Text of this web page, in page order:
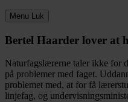
Menu Luk
Bertel Haarder lover at
Naturfagslærerne taler ikke for
på problemer med faget.
problemet med, at for få
linjefag, og